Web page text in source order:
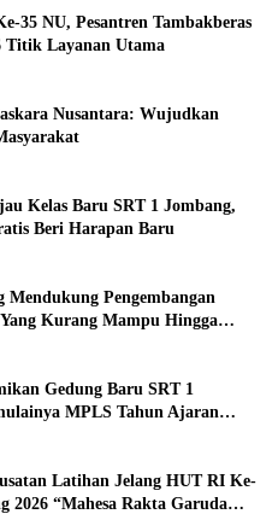
35 NU, Pesantren Tambakberas
Titik Layanan Utama
Nusantara: Wujudkan
Kelas Baru SRT 1 Jombang,
Beri Harapan Baru
Mendukung Pengembangan
Kurang Mampu Hingga
Sekolah Rakyat
Gedung Baru SRT 1
MPLS Tahun Ajaran
Latihan Jelang HUT RI Ke-
2026 “Mahesa Rakta Garuda